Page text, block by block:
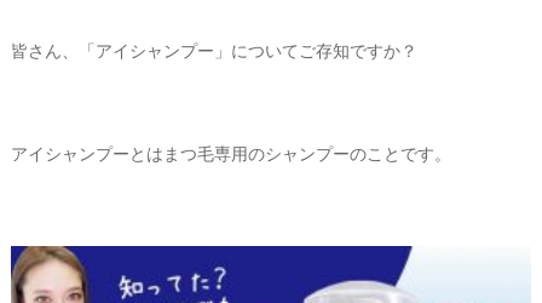
皆さん、「アイシャンプー」についてご存知ですか？
アイシャンプーとはまつ毛専用のシャンプーのことです。